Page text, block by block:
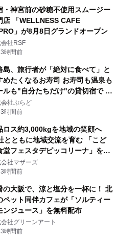
・神宮前の砂糖不使用スムージー
店 「WELLNESS CAFE
」が8月8日グランドオープン
社RSF
時間前
島、旅行者が「絶対に食べて」と
めたくなるお寿司 お寿司も温泉も
ルも"自分たちだけ"の貸切宿で 1
限定「岩屋温泉 絵島別庭 海と
の握り寿司プラン
社ぷらど
時間前
ロス約3,000kgを地域の笑顔へ
とともに地域交流を育む 「こど
堂フェスタデピッコリーナ」を9
(土)開催
社マザーズ
時間前
の大阪で、涼と塩分を一杯に！ 北
ペット同伴カフェが「ソルティー
ンジュース」を無料配布
社グリーンアート
時間前